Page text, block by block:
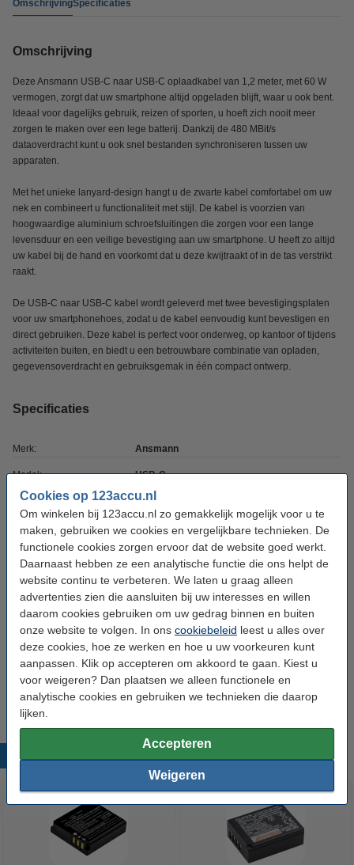
Cookies op 123accu.nl
Om winkelen bij 123accu.nl zo gemakkelijk mogelijk voor u te
maken, gebruiken we cookies en vergelijkbare technieken. De
functionele cookies zorgen ervoor dat de website goed werkt.
Daarnaast hebben ze een analytische functie die ons helpt de
website continu te verbeteren. We laten u graag alleen
advertenties zien die aansluiten bij uw interesses en willen
daarom cookies gebruiken om uw gedrag binnen en buiten
onze website te volgen. In ons cookiebeleid leest u alles over
deze cookies, hoe ze werken en hoe u uw voorkeuren kunt
aanpassen. Klik op accepteren om akkoord te gaan. Kiest u
voor weigeren? Dan plaatsen we alleen functionele en
analytische cookies en gebruiken we technieken die daarop
lijken.
Accepteren
Weigeren
OmschrijvingSpecificaties
Omschrijving
Deze Ansmann USB-C naar USB-C oplaadkabel van 1,2 meter, met 60 W
vermogen, zorgt dat uw smartphone altijd opgeladen blijft, waar u ook bent.
Ideaal voor dagelijks gebruik, reizen of sporten, u hoeft zich nooit meer
zorgen te maken over een lege batterij. Dankzij de 480 MBit/s
dataoverdracht kunt u ook snel bestanden synchroniseren tussen uw
apparaten.
Met het unieke lanyard-design hangt u de zwarte kabel comfortabel om uw
nek en combineert u functionaliteit met stijl. De kabel is voorzien van
hoogwaardige aluminium schroefsluitingen die zorgen voor een lange
levensduur en een veilige bevestiging aan uw smartphone. U heeft zo altijd
uw kabel bij de hand en voorkomt dat u deze kwijtraakt of in de tas verstrikt
raakt.
De USB-C naar USB-C kabel wordt geleverd met twee bevestigingsplaten
voor uw smartphonehoes, zodat u de kabel eenvoudig kunt bevestigen en
direct gebruiken. Deze kabel is perfect voor onderweg, op kantoor of tijdens
activiteiten buiten, en biedt u een betrouwbare combinatie van opladen,
gegevensoverdracht en gebruiksgemak in één compact ontwerp.
Specificaties
Merk: Ansmann
Model: USB-C
Type: Kabel
Kleur: Zwart
Vermogen: 60 Watt
Input connector: USB-C
Afmetingen: 84 cm x 29 mm x 196 mm
Schrijfsnelheid: 480 MB/s